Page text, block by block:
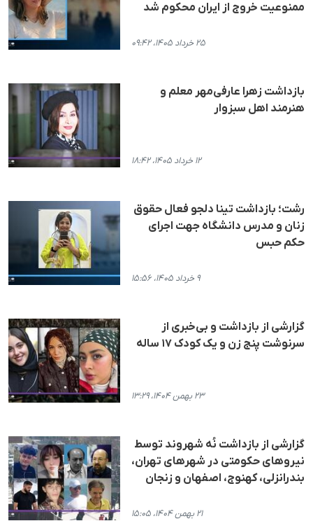
ممنوعیت خروج از ایران محکوم شد
۲۵ خرداد ۱۴۰۵، ۰۹:۴۲
بازداشت زهرا عارفی‌مهر معلم و
هنرمند اهل سبزوار
۱۲ خرداد ۱۴۰۵، ۱۸:۴۲
رشت؛ بازداشت تینا دلجو فعال حقوق
زنان و مدرس دانشگاه جهت اجرای
حکم حبس
۹ خرداد ۱۴۰۵، ۱۵:۵۶
گزارشی از بازداشت و بی‌خبری از
سرنوشت پنج زن و یک کودک ۱۷ ساله
۲۳ بهمن ۱۴۰۴، ۱۳:۲۹
گزارشی از بازداشت نُه شهروند توسط
نیروهای حکومتی در شهرهای تهران،
بندرانزلی، کهنوج، اصفهان و زنجان
۲۱ بهمن ۱۴۰۴، ۱۵:۰۵